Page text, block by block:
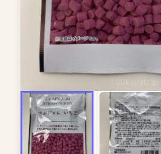
100kinlab.jp